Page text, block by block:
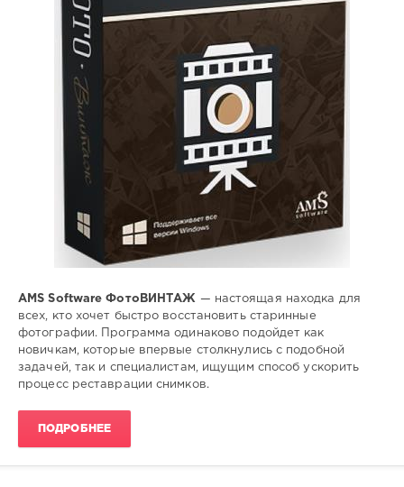
редактор,
фото,
восстановить
фотографии
AMS Software ФотоВИНТАЖ — настоящая находка для
всех, кто хочет быстро восстановить старинные
фотографии. Программа одинаково подойдет как
новичкам, которые впервые столкнулись с подобной
задачей, так и специалистам, ищущим способ ускорить
процесс реставрации снимков.
ПОДРОБНЕЕ